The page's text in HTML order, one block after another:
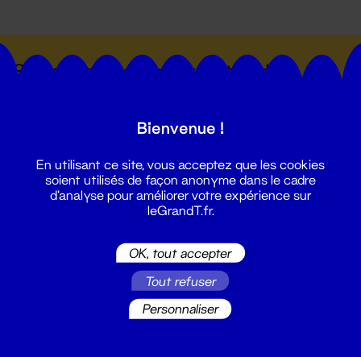
Suivez toutes les actualités du
Bienvenue !
En utilisant ce site, vous acceptez que les cookies
soient utilisés de façon anonyme dans le cadre
d'analyse pour améliorer votre expérience sur
leGrandT.fr.
OK, tout accepter
Tout refuser
Personnaliser